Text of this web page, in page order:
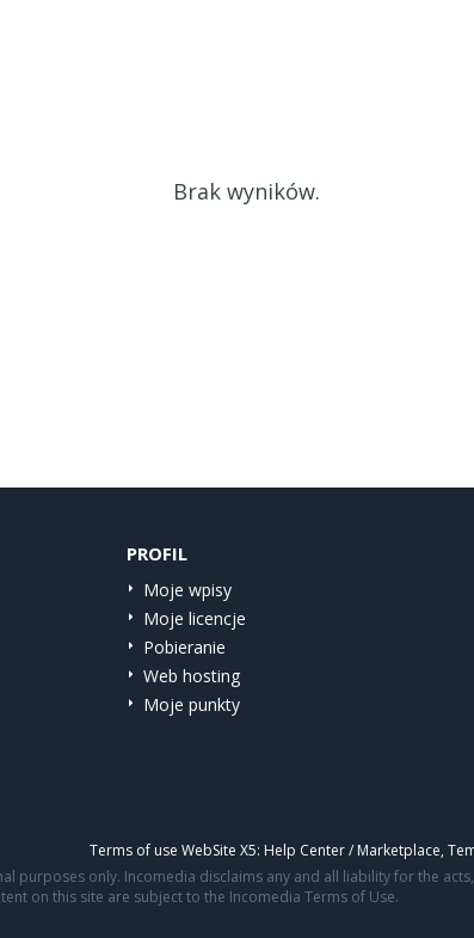
Brak wyników.
PROFIL
Moje wpisy
Moje licencje
Pobieranie
Web hosting
Moje punkty
Terms of use WebSite X5: Help Center / Marketplace,
only. Incomedia disclaims any and all liability for the
on this site are subject to the Incomedia Terms of Use.